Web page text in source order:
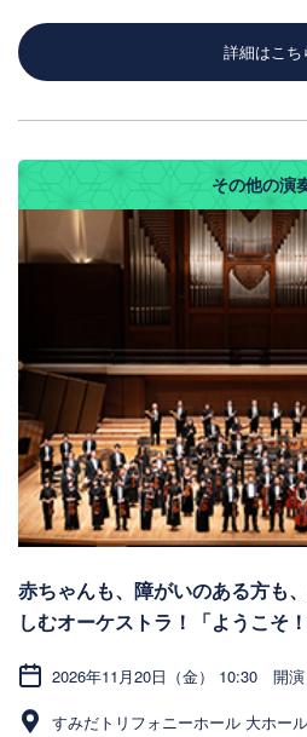
詳細はこち
その他の演
赤ちゃんも、障がいのある方も
しむオーケストラ！「ようこそ
2026年11月20日（金） 10:30 開演
すみだトリフォニーホール 大ホール